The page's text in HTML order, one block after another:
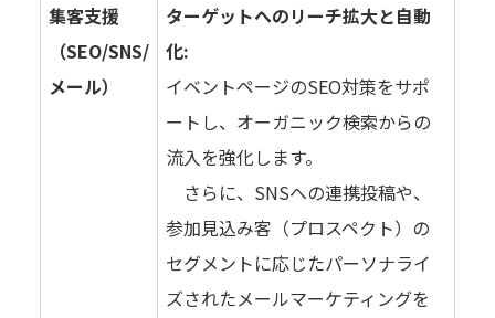
集客支援
（SEO/SNS/
メール）
ターゲットへのリーチ拡大と自動
化:
イベントページのSEO対策をサポ
ートし、オーガニック検索からの
流入を強化します。
さらに、SNSへの連携投稿や、
参加見込み客（プロスペクト）の
セグメントに応じたパーソナライ
ズされたメールマーケティングを